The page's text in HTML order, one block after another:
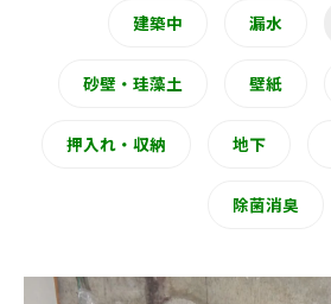
建築中 漏水
砂壁・珪藻土 壁紙
押入れ・収納 地下
除菌消臭